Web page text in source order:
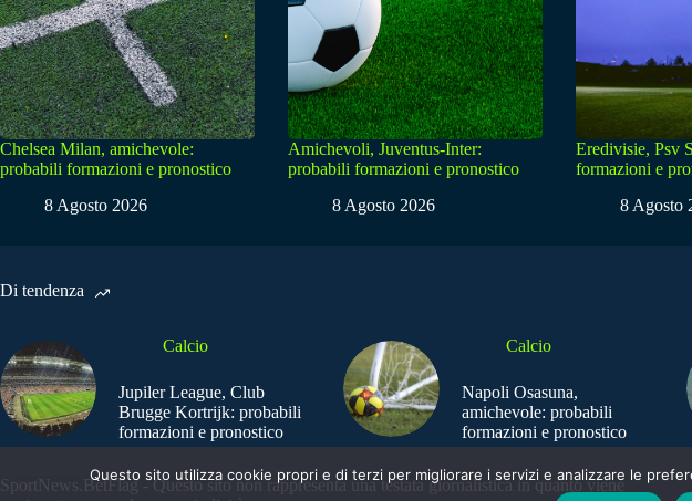
Chelsea Milan, amichevole:
probabili formazioni e pronostico
8 Agosto 2026
Amichevoli, Juventus-Inter:
probabili formazioni e pronostico
8 Agosto 2026
Eredivisie, Psv
formazioni e
8 Agosto
Di tendenza
Calcio
Jupiler League, Club
Brugge Kortrijk: probabili
formazioni e pronostico
Calcio
Napoli Osasuna,
amichevole: probabili
formazioni e pronostico
SportNews.BetFlag - Questo sito non rappresenta una testata giornalistica in quanto viene
Questo sito utilizza cookie propri e di terzi per migliorare i servizi e analizzare le